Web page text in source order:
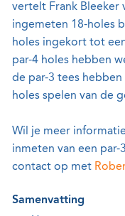
vertelt Frank Bleeker
ingemeten 18-holes
holes ingekort tot
par-4 holes hebben
de par-3 tees
holes spelen van de
Wil je meer
inmeten van een par-
contact op met
Samenvatting